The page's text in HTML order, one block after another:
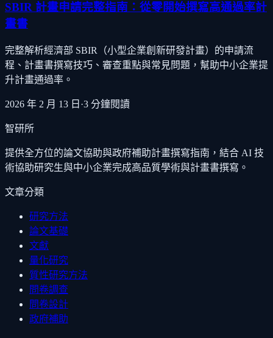
SBIR 計畫申請完整指南：從零開始撰寫高通過率計
畫書
完整解析經濟部 SBIR（小型企業創新研發計畫）的申請流
程、計畫書撰寫技巧、審查重點與常見問題，幫助中小企業提
升計畫通過率。
2026 年 2 月 13 日 ·3 分鐘閱讀
智研所
提供全方位的論文協助與政府補助計畫撰寫指南，結合 AI 技
術協助研究生與中小企業完成高品質學術與計畫書撰寫。
文章分類
研究方法
論文基礎
文獻
量化研究
質性研究方法
問卷調查
問卷設計
政府補助